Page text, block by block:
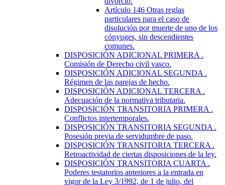
Artículo 146 Otras reglas
particulares para el caso de
disolución por muerte de uno de los
cónyuges, sin descendientes
comunes.
DISPOSICIÓN ADICIONAL PRIMERA .
Comisión de Derecho civil vasco.
DISPOSICIÓN ADICIONAL SEGUNDA .
Régimen de las parejas de hecho.
DISPOSICIÓN ADICIONAL TERCERA .
Adecuación de la normativa tributaria.
DISPOSICIÓN TRANSITORIA PRIMERA .
Conflictos intertemporales.
DISPOSICIÓN TRANSITORIA SEGUNDA .
Posesión previa de servidumbre de paso.
DISPOSICIÓN TRANSITORIA TERCERA .
Retroactividad de ciertas disposiciones de la ley.
DISPOSICIÓN TRANSITORIA CUARTA .
Poderes testatorios anteriores a la entrada en
vigor de la Ley 3/1992, de 1 de julio, del